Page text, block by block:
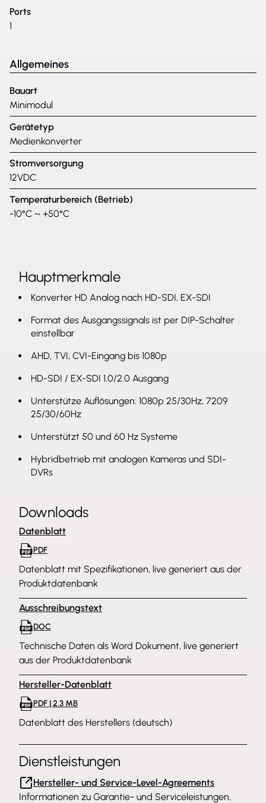
Ports
1
Allgemeines
Bauart
Minimodul
Gerätetyp
Medienkonverter
Stromversorgung
12VDC
Temperaturbereich (Betrieb)
-10°C ~ +50°C
Hauptmerkmale
Konverter HD Analog nach HD-SDI, EX-SDI
Format des Ausgangssignals ist per DIP-Schalter
einstellbar
AHD, TVI, CVI-Eingang bis 1080p
HD-SDI / EX-SDI 1.0/2.0 Ausgang
Unterstütze Auflösungen: 1080p 25/30Hz, 7209
25/30/60Hz
Unterstützt 50 und 60 Hz Systeme
Hybridbetrieb mit analogen Kameras und SDI-
DVRs
Downloads
Datenblatt
PDF
Datenblatt mit Spezifikationen, live generiert aus der
Produktdatenbank
Ausschreibungstext
DOC
Technische Daten als Word Dokument, live generiert
aus der Produktdatenbank
Hersteller-Datenblatt
PDF | 2.3 MB
Datenblatt des Herstellers (deutsch)
Dienstleistungen
Hersteller- und Service-Level-Agreements
Informationen zu Garantie- und Serviceleistungen,